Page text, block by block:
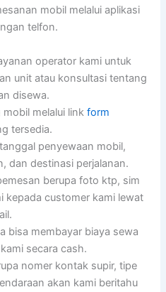
mobil melalui aplikasi
telfon.
operator kami untuk
unit atau konsultasi tentang
disewa.
melalui linkform
tersedia.
penyewaan mobil,
dan destinasi perjalanan.
berupa foto ktp, sim
kepada customer kami lewat
bisa membayar biaya sewa
secara cash.
nomer kontak supir, tipe
akan kami beritahu